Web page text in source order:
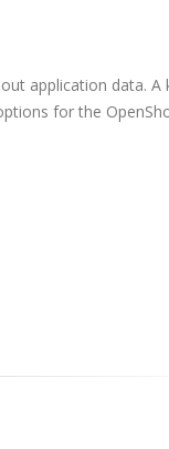
application data. A
for the